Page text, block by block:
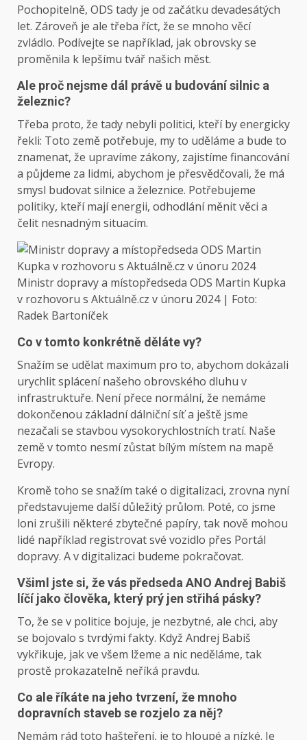
Pochopitelně, ODS tady je od začátku devadesátých
let. Zároveň je ale třeba říct, že se mnoho věcí
zvládlo. Podívejte se například, jak obrovsky se
proměnila k lepšímu tvář našich měst.
Ale proč nejsme dál právě u budování silnic a
železnic?
Třeba proto, že tady nebyli politici, kteří by energicky
řekli: Toto země potřebuje, my to uděláme a bude to
znamenat, že upravíme zákony, zajistíme financování
a půjdeme za lidmi, abychom je přesvědčovali, že má
smysl budovat silnice a železnice. Potřebujeme
politiky, kteří mají energii, odhodlání měnit věci a
čelit nesnadným situacím.
Ministr dopravy a místopředseda ODS Martin Kupka
v rozhovoru s Aktuálně.cz v únoru 2024 | Foto:
Radek Bartoníček
Co v tomto konkrétně děláte vy?
Snažím se udělat maximum pro to, abychom dokázali
urychlit splácení našeho obrovského dluhu v
infrastruktuře. Není přece normální, že nemáme
dokončenou základní dálniční síť a ještě jsme
nezačali se stavbou vysokorychlostních tratí. Naše
země v tomto nesmí zůstat bílým místem na mapě
Evropy.
Kromě toho se snažím také o digitalizaci, zrovna nyní
představujeme další důležitý průlom. Poté, co jsme
loni zrušili některé zbytečné papíry, tak nově mohou
lidé například registrovat své vozidlo přes Portál
dopravy. A v digitalizaci budeme pokračovat.
Všiml jste si, že vás předseda ANO Andrej Babiš
líčí jako člověka, který prý jen střihá pásky?
To, že se v politice bojuje, je nezbytné, ale chci, aby
se bojovalo s tvrdými fakty. Když Andrej Babiš
vykřikuje, jak ve všem lžeme a nic neděláme, tak
prostě prokazatelně neříká pravdu.
Co ale říkáte na jeho tvrzení, že mnoho
dopravních staveb se rozjelo za něj?
Nemám rád toto hašteření, je to hloupé a nízké. Je